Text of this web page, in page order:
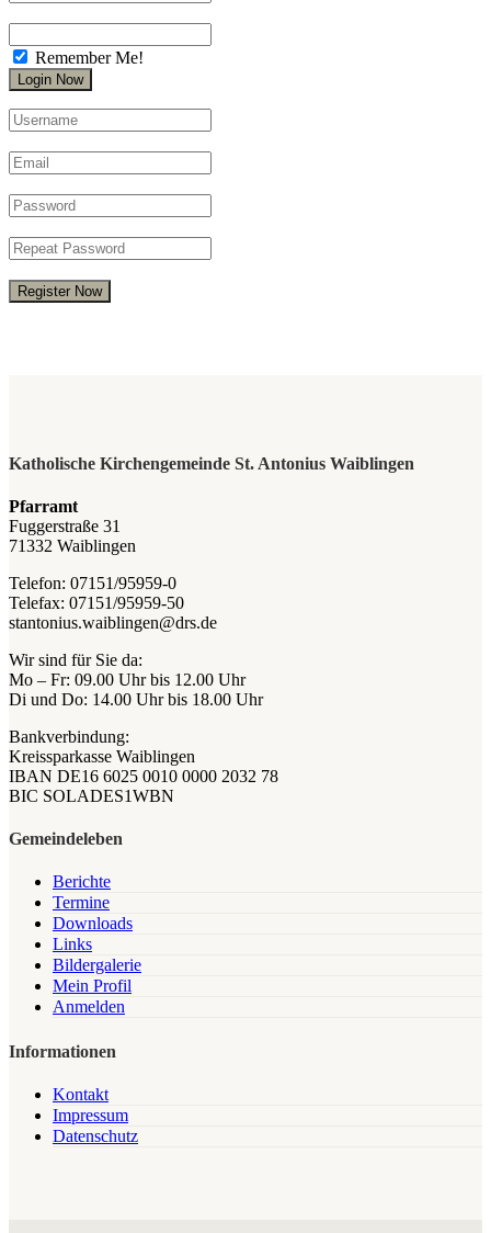
Remember Me!
Register Now
Katholische Kirchengemeinde St. Antonius Waiblingen
Pfarramt
Fuggerstraße 31
71332 Waiblingen
Telefon: 07151/95959-0
Telefax: 07151/95959-50
stantonius.waiblingen@drs.de
Wir sind für Sie da:
Mo – Fr: 09.00 Uhr bis 12.00 Uhr
Di und Do: 14.00 Uhr bis 18.00 Uhr
Bankverbindung:
Kreissparkasse Waiblingen
IBAN DE16 6025 0010 0000 2032 78
BIC SOLADES1WBN
Gemeindeleben
Berichte
Termine
Downloads
Links
Bildergalerie
Mein Profil
Anmelden
Informationen
Kontakt
Impressum
Datenschutz